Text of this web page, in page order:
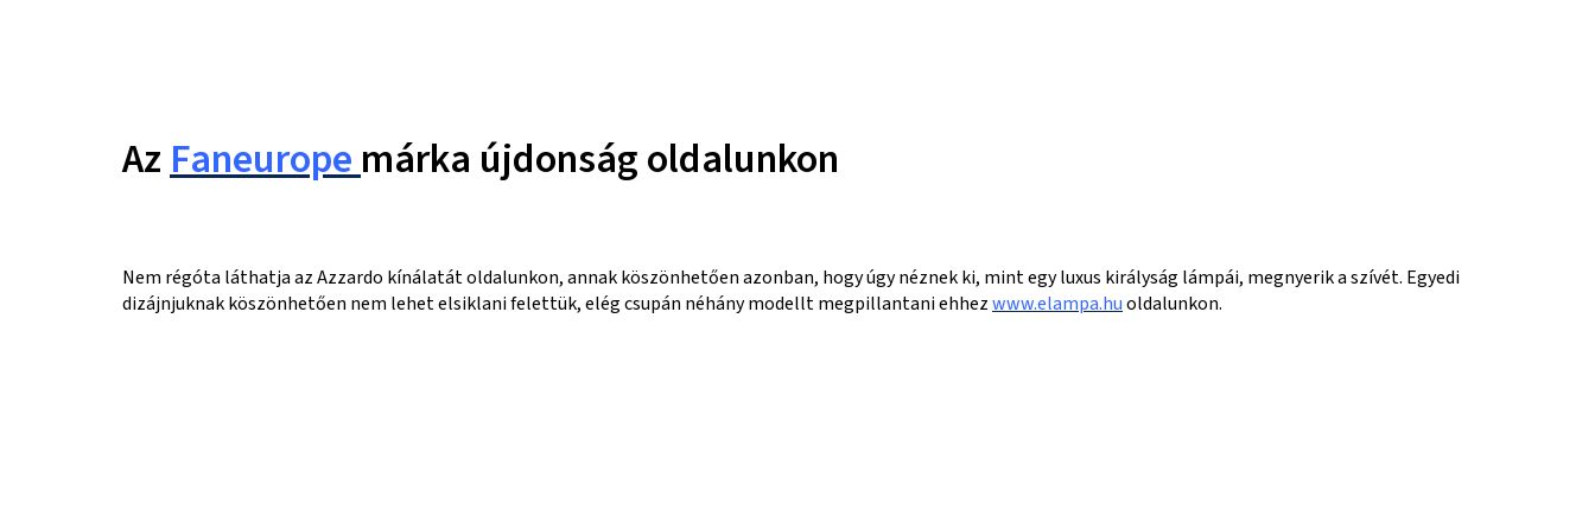
AzFaneuropemárka újdonság oldalunkon
Nem régóta láthatja az Azzardo kínálatát oldalunkon, annak köszönhetően azonban, hogy úgy néznek ki, mint egy luxus királyság lámpái, megnyerik a szívét. Egyedi
dizájnjuknak köszönhetően nem lehet elsiklani felettük, elég csupán néhány modellt megpillantani ehhezwww.elampa.huoldalunkon.